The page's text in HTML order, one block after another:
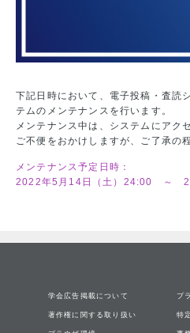
下記日時において、電子投稿・査読
テムのメンテナンスを行います。
メンテナンス中は、システムにアク
ご不便をおかけしますが、ご了承の
メンテナンス予定日時：
2022年5月14日（土）24:00 ～
学会広告掲載について プ
著作権に関する取り扱い 特